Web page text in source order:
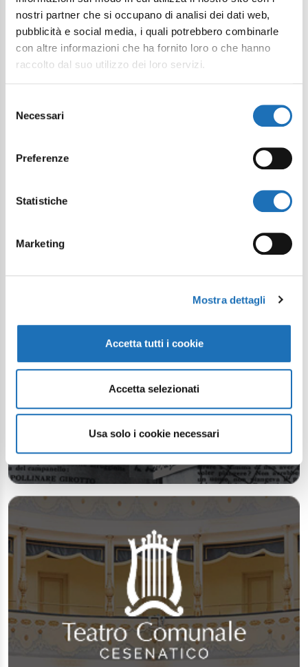
nostri partner che si occupano di analisi dei dati web,
pubblicità e social media, i quali potrebbero combinarle
con altre informazioni che ha fornito loro o che hanno
raccolto dal suo utilizzo dei loro servizi.
delNecessari
Preferenze
Statistiche
Marketing
Mostra dettagli
Accetta tutti i cookie
Accetta selezionati
Usa solo i cookie necessari